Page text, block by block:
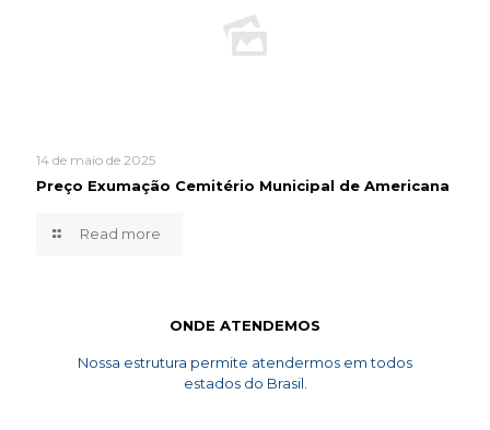
14 de maio de 2025
Preço Exumação Cemitério Municipal de Americana
Read more
ONDE ATENDEMOS
Nossa estrutura permite atendermos em todos
estados do Brasil.